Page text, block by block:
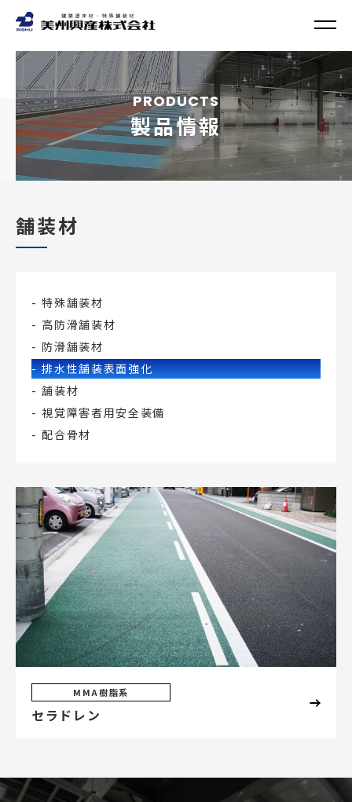
PRODUCTS
製品情報
舗装材
特殊舗装材
高防滑舗装材
防滑舗装材
排水性舗装表面強化
舗装材
視覚障害者用安全装備
配合骨材
MMA樹脂系
セラドレン